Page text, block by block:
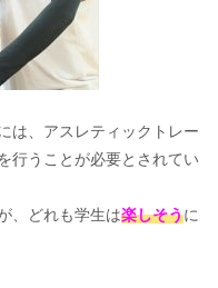
は、アスレティックトレー
行うことが必要とされてい
、どれも学生は楽しそうに